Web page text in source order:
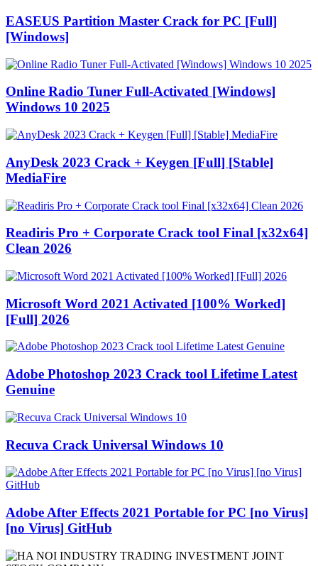
EASEUS Partition Master Crack for PC [Full]
[Windows]
Online Radio Tuner Full-Activated [Windows]
Windows 10 2025
AnyDesk 2023 Crack + Keygen [Full] [Stable]
MediaFire
Readiris Pro + Corporate Crack tool Final [x32x64]
Clean 2026
Microsoft Word 2021 Activated [100% Worked]
[Full] 2026
Adobe Photoshop 2023 Crack tool Lifetime Latest
Genuine
Recuva Crack Universal Windows 10
Adobe After Effects 2021 Portable for PC [no Virus]
[no Virus] GitHub